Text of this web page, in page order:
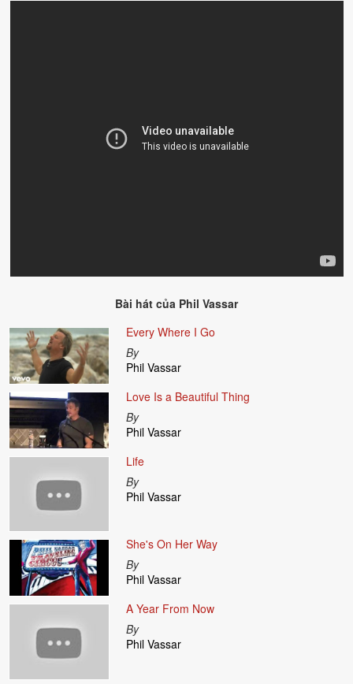
Bài hát của Phil Vassar
Every Where I Go
By
Phil Vassar
Love Is a Beautiful Thing
By
Phil Vassar
Life
By
Phil Vassar
She's On Her Way
By
Phil Vassar
A Year From Now
By
Phil Vassar